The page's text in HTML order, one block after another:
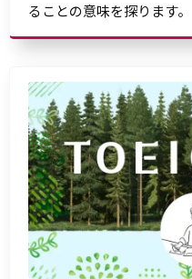
ることの意味を探ります。